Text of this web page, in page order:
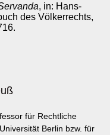
, in: Hans-
des Völkerrechts,
für Rechtliche
Berlin bzw. für